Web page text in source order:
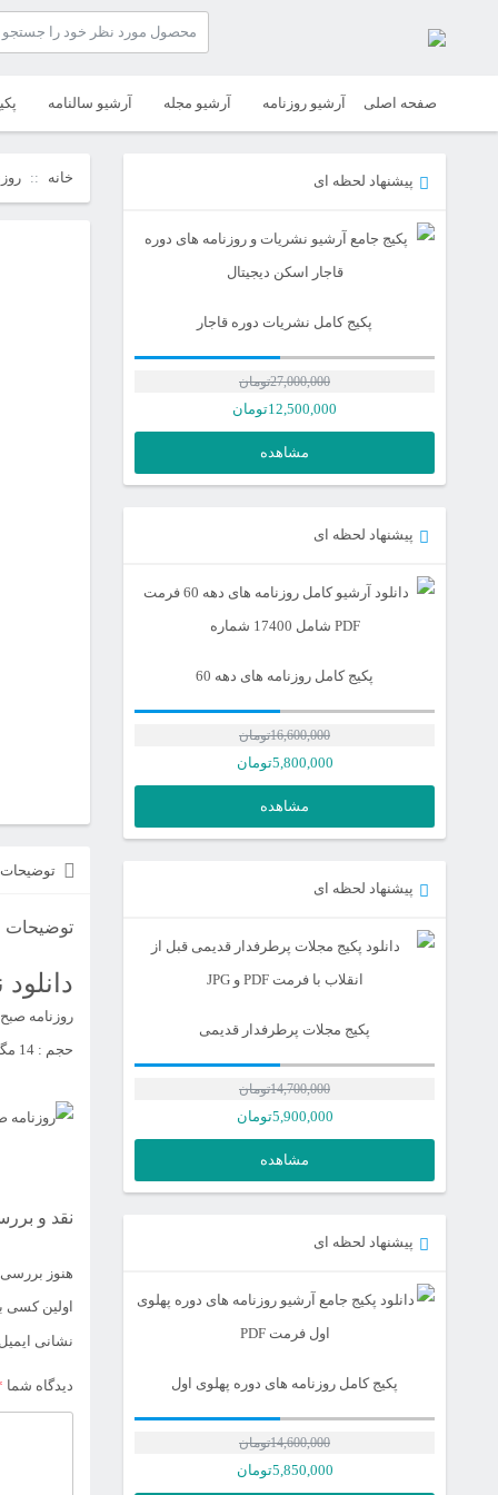
صفحه اصلی آرشیو روزنامه آرشیو مجله آرشیو سالنامه
خانه
توضیحات
توضیحات
روزنامه صبح آزادگان |
حجم : 14 مگابایت | فرمت: pdf
نقد و
هنوز
اولین کسی
نشانی
دیدگاه شما
پیشنهاد لحظه ای
پکیج کامل نشریات دوره قاجار
27,000,000تومان
12,500,000تومان
مشاهده
پیشنهاد لحظه ای
پکیج کامل روزنامه های دهه 60
16,600,000تومان
5,800,000تومان
مشاهده
پیشنهاد لحظه ای
پکیج مجلات پرطرفدار قدیمی
14,700,000تومان
5,900,000تومان
مشاهده
پیشنهاد لحظه ای
پکیج کامل روزنامه های دوره پهلوی اول
14,600,000تومان
5,850,000تومان